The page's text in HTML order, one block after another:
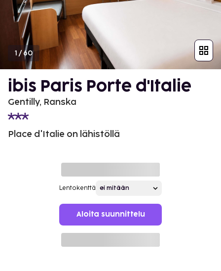
1 /60
ibis Paris Porte d'Italie
Gentilly, Ranska
Place d'Italie on lähistöllä
Lentokenttä
Aloita suunnittelu